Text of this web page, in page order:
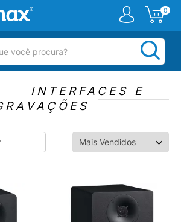
0
INTERFACES E